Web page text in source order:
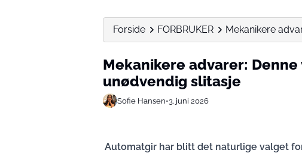
Forside FORBRUKER Mekanikere
Mekanikere advarer:
unødvendig slitasje
Sofie Hansen•3. juni 2026
Automatgir har blitt det naturlige valget